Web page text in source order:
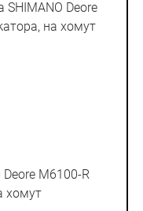
M6100-R
хомут